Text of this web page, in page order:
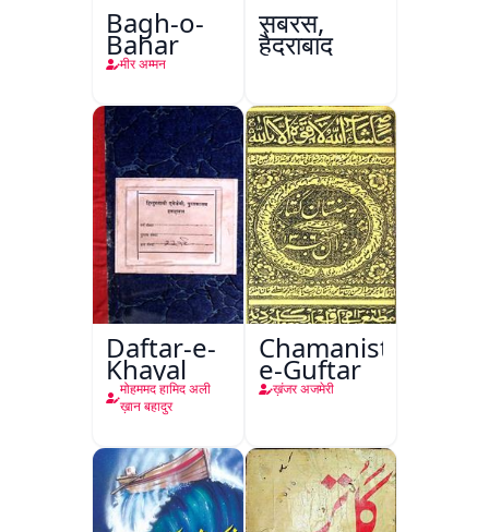
Bagh-o-
Bahar
मीर अम्मन
सबरस,
हैदराबाद
Daftar-e-
Khayal
मोहममद हामिद अली
ख़ान बहादुर
Chamanistan-
e-Guftar
ख़ंजर अजमेरी